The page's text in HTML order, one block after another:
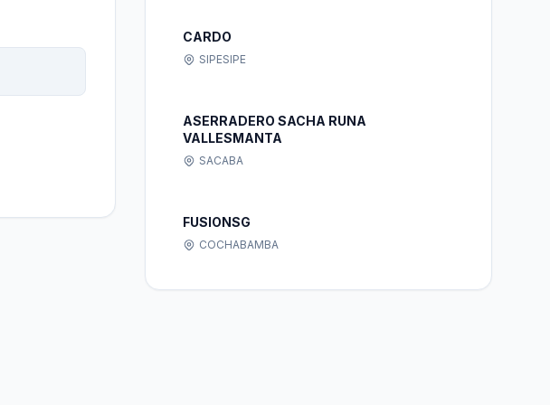
CARDO
SIPESIPE
ASERRADERO SACHA RUNA
VALLESMANTA
SACABA
FUSIONSG
COCHABAMBA